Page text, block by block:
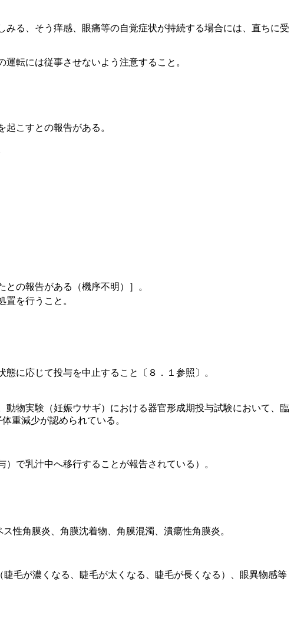
る、そう痒感、眼痛等の自覚症状が持続する場合には、直ちに受
転には従事させないよう注意すること。
こすとの報告がある。
の報告がある（機序不明）］。
物実験（妊娠ウサギ）における器官形成期投与試験において、臨
重減少が認められている。
で乳汁中へ移行することが報告されている）。
を行うこと。
に応じて投与を中止すること〔８．１参照〕。
性角膜炎、角膜沈着物、角膜混濁、潰瘍性角膜炎。
毛が濃くなる、睫毛が太くなる、睫毛が長くなる）、眼異物感等